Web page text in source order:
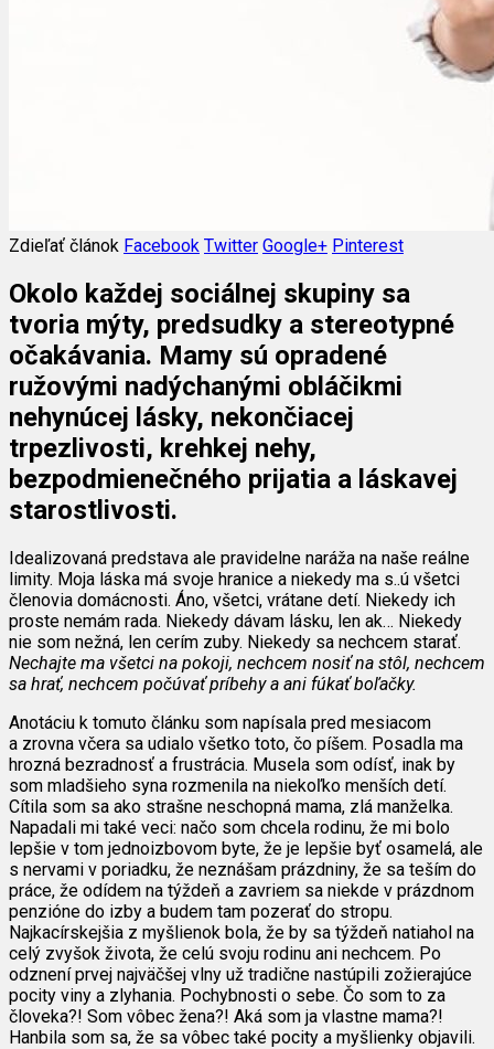
Zdieľať článok Facebook Twitter Google+ Pinterest
Okolo každej sociálnej skupiny sa
tvoria mýty, predsudky a stereotypné
očakávania. Mamy sú opradené
ružovými nadýchanými obláčikmi
nehynúcej lásky, nekončiacej
trpezlivosti, krehkej nehy,
bezpodmienečného prijatia a láskavej
starostlivosti.
Idealizovaná predstava ale pravidelne naráža na naše reálne
limity. Moja láska má svoje hranice a niekedy ma s..ú všetci
členovia domácnosti. Áno, všetci, vrátane detí. Niekedy ich
proste nemám rada. Niekedy dávam lásku, len ak… Niekedy
nie som nežná, len cerím zuby. Niekedy sa nechcem starať.
Nechajte ma všetci na pokoji, nechcem nosiť na stôl, nechcem
sa hrať, nechcem počúvať príbehy a ani fúkať boľačky.
Anotáciu k tomuto článku som napísala pred mesiacom
a zrovna včera sa udialo všetko toto, čo píšem. Posadla ma
hrozná bezradnosť a frustrácia. Musela som odísť, inak by
som mladšieho syna rozmenila na niekoľko menších detí.
Cítila som sa ako strašne neschopná mama, zlá manželka.
Napadali mi také veci: načo som chcela rodinu, že mi bolo
lepšie v tom jednoizbovom byte, že je lepšie byť osamelá, ale
s nervami v poriadku, že neznášam prázdniny, že sa teším do
práce, že odídem na týždeň a zavriem sa niekde v prázdnom
penzióne do izby a budem tam pozerať do stropu.
Najkacírskejšia z myšlienok bola, že by sa týždeň natiahol na
celý zvyšok života, že celú svoju rodinu ani nechcem. Po
odznení prvej najväčšej vlny už tradične nastúpili zožierajúce
pocity viny a zlyhania. Pochybnosti o sebe. Čo som to za
človeka?! Som vôbec žena?! Aká som ja vlastne mama?!
Hanbila som sa, že sa vôbec také pocity a myšlienky objavili.